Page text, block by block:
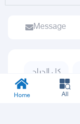
Message
كل الحراج
Home All